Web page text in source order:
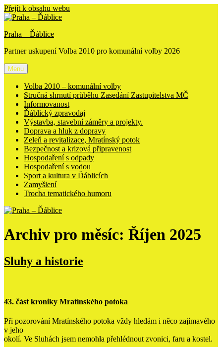
Přejít k obsahu webu
Praha ‒ Ďáblice
Partner uskupení Volba 2010 pro komunální volby 2026
Menu
Volba 2010 – komunální volby
Stručná shrnutí průběhu Zasedání Zastupitelstva MČ
Informovanost
Ďáblický zpravodaj
Výstavba, stavební záměry a projekty.
Doprava a hluk z dopravy
Zeleň a revitalizace, Mratínský potok
Bezpečnost a krizová připravenost
Hospodaření s odpady
Hospodaření s vodou
Sport a kultura v Ďáblicích
Zamyšlení
Trocha tematického humoru
Archiv pro měsíc: Říjen 2025
Sluhy a historie
43. část kroniky Mratínského potoka
Při pozorování Mratínského potoka vždy hledám i něco zajímavého
v jeho
okolí. Ve Sluhách jsem nemohla přehlédnout zvonici, faru a kostel.